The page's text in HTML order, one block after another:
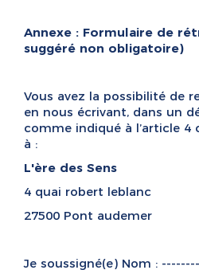
Annexe : Formulaire de
suggéré non obligatoire)
Vous avez la possibilité de
en nous écrivant, dans un
comme indiqué à l’article 4
à :
L'ère des Sens
4 quai robert leblanc
27500 Pont audemer
Je soussigné(e) Nom :